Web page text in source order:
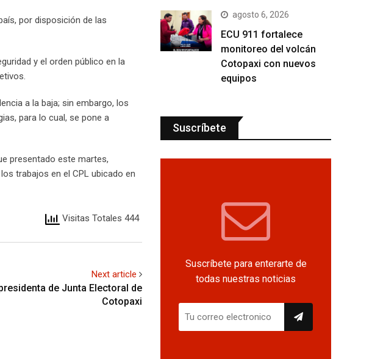
por disposición de las
y el orden público en la
a la baja; sin embargo, los
para lo cual, se pone a
presentado este martes,
trabajos en el CPL ubicado en
Visitas Totales 444
Next article
de Junta Electoral de
Cotopaxi
agosto 6, 2026
ECU 911 fortalece
monitoreo del volcán
Cotopaxi con nuevos
equipos
Suscríbete
Suscríbete para enterarte de
todas nuestras noticias